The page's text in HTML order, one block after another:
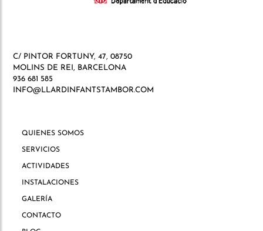
C/ PINTOR FORTUNY, 47, 08750
MOLINS DE REI, BARCELONA
936 681 585
INFO@LLARDINFANTSTAMBOR.COM
QUIENES SOMOS
SERVICIOS
ACTIVIDADES
INSTALACIONES
GALERÍA
CONTACTO